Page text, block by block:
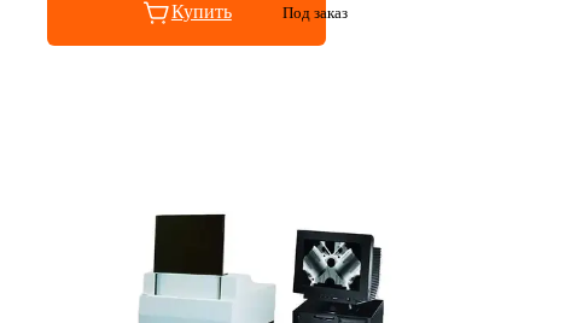
Купить Под заказ